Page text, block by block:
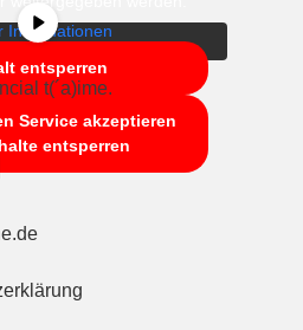
Informationen
entsperren
Service akzeptieren
entsperren
t(´a)ime.